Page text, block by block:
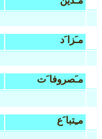
مـَزا َد
مـَصروفا َت
مـِتبا َع